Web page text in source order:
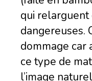
qui relarguent
dangereuses.
dommage car
ce type de
l’image